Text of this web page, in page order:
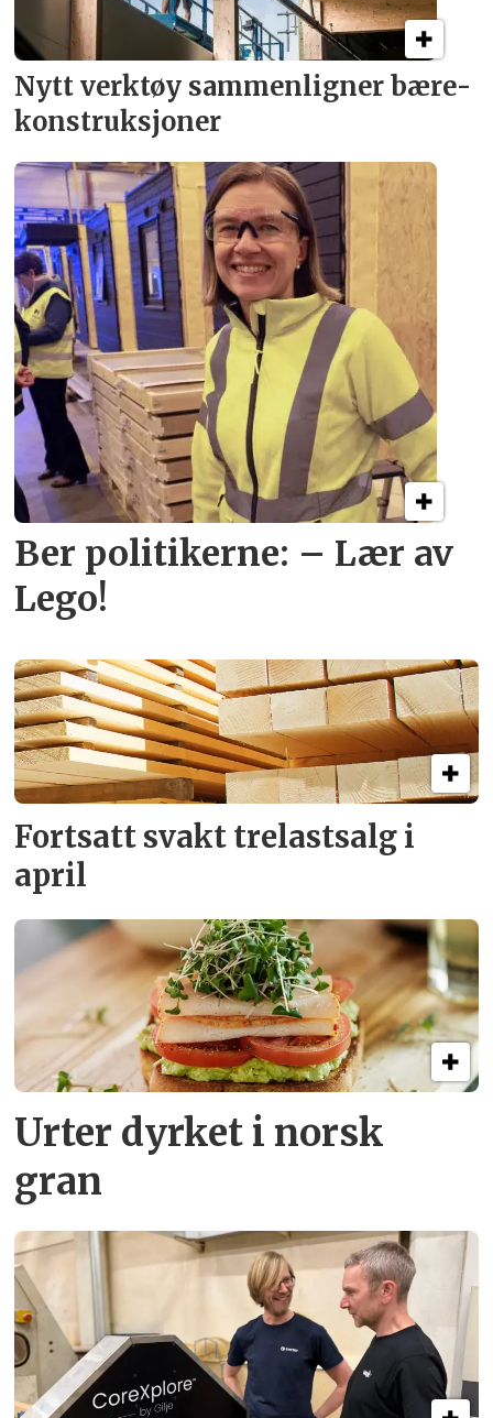
Nytt verktøy sammenligner bære­
konstruksjoner
Ber politikerne: – Lær av
Lego!
Fortsatt svakt trelastsalg i
april
Urter dyrket i norsk
gran